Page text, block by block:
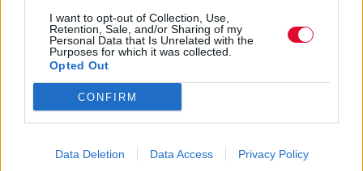
I want to opt-out of Collection, Use,
Retention, Sale, and/or Sharing of my
Personal Data that Is Unrelated with the
Purposes for which it was collected.
Opted Out
CONFIRM
Data Deletion Data Access Privacy Policy
FASHION TRENDS
4 + 1 τάσεις που έχω βάλει στο fashion radar
μου και προτείνω να υιοθετήσεις
Fashion: όλα για τη μόδα από το allyou.gr